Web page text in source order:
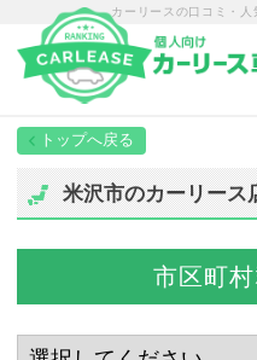
カーリースの口コミ・
トップページ
エリア別ランキング
米沢市のカーリース
市区町